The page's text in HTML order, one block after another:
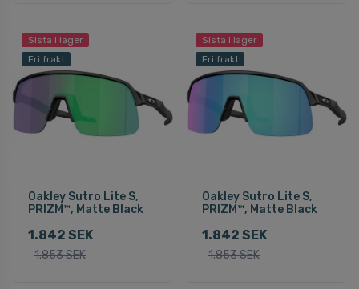
Sista i lager
Fri frakt
Oakley Sutro Lite S,
PRIZM™, Matte Black
1.842 SEK
1.853 SEK
Sista i lager
Fri frakt
Oakley Sutro Lite S,
PRIZM™, Matte Black
1.842 SEK
1.853 SEK